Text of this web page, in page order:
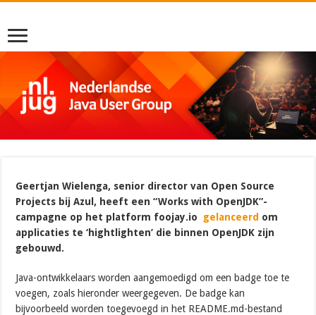
Geertjan Wielenga, senior director van Open Source
Projects bij Azul, heeft een “Works with OpenJDK”-
campagne op het platform foojay.io gelanceerd om
applicaties te ‘hightlighten’ die binnen OpenJDK zijn
gebouwd.
Java-ontwikkelaars worden aangemoedigd om een ​​badge toe te
voegen, zoals hieronder weergegeven. De badge kan
bijvoorbeeld worden toegevoegd in het README.md-bestand